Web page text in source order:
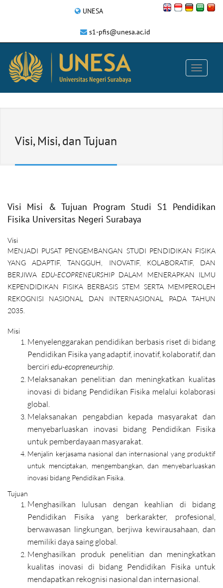
UNESA
s1-pfis@unesa.ac.id
Visi, Misi, dan Tujuan
Visi Misi & Tujuan Program Studi S1 Pendidikan
Fisika Universitas Negeri Surabaya
Visi
MENJADI PUSAT PENGEMBANGAN STUDI PENDIDIKAN FISIKA
YANG ADAPTIF, TANGGUH, INOVATIF, KOLABORATIF, DAN
BERJIWA EDU-ECOPRENEURSHIPDALAM MENERAPKAN ILMU
KEPENDIDIKAN FISIKA BERBASIS STEM SERTA MEMPEROLEH
REKOGNISI NASIONAL DAN INTERNASIONAL PADA TAHUN
2035.
Misi
Menyelenggarakan pendidikan berbasis riset di bidang
Pendidikan Fisika yangadaptif, inovatif, kolaboratif,dan
berciri edu-ecopreneurship.
Melaksanakan penelitian dan meningkatkan kualitas
inovasi di bidang Pendidikan Fisika melalui kolaborasi
global.
Melaksanakan pengabdian kepada masyarakat dan
menyebarluaskan
inovasi bidang Pendidikan Fisika
untuk pemberdayaan masyarakat.
Menjalin kerjasama nasional dan internasional yang produktif
untuk menciptakan, mengembangkan, dan menyebarluaskan
inovasi bidang Pendidikan Fisika.
Tujuan
Menghasilkan lulusan dengan keahlian di
bidang
Pendidikan
Fisika yang berkarakter,
profesional,
berwawasan lingkungan, berjiwa kewirausahaan, dan
memiliki daya saing global.
Menghasilkan produk penelitian dan meningkatkan
kualitas inovasi di bidang Pendidikan Fisika untuk
mendapatkan rekognisi nasionaldan internasional.